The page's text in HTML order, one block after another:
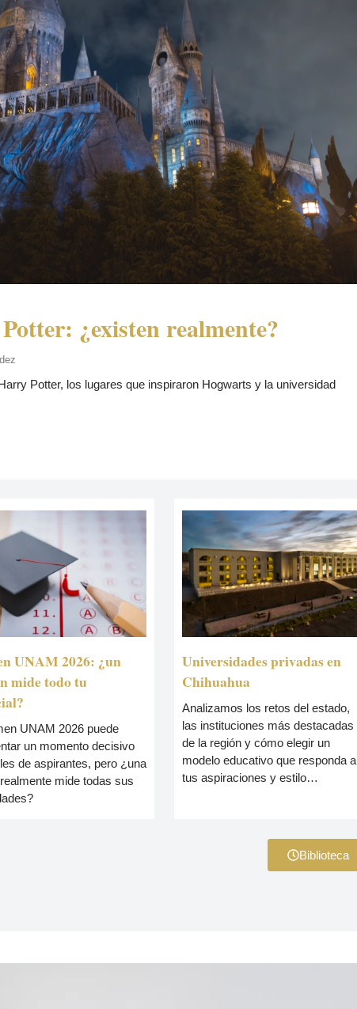
¿existen realmente?
Potter, los lugares que inspiraron Hogwarts y la universidad
UNAM 2026: ¿un
mide todo tu
UNAM 2026 puede
un momento decisivo
de aspirantes, pero ¿una
mide todas sus
Universidades privadas en
Chihuahua
Analizamos los retos del estado,
las instituciones más destacadas
de la región y cómo elegir un
modelo educativo que responda a
tus aspiraciones y estilo…
Biblioteca